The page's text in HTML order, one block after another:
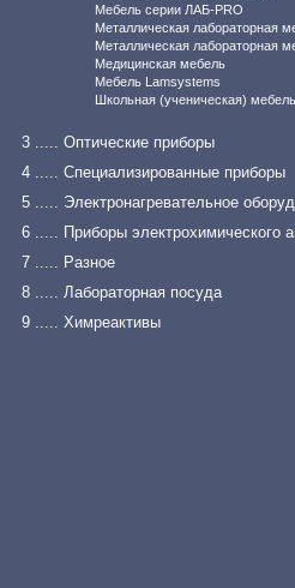
Мебель серии ЛАБ-PRO
Металлическая лабораторная
Металлическая лабораторная
Медицинская мебель
Мебель Lamsystems
Школьная (ученическая) мебель
3 ..... Оптические приборы
4 ..... Специализированные приборы
5 ..... Электронагревательное
6 ..... Приборы электрохимического
7 ..... Разное
8 ..... Лабораторная посуда
9 ..... Химреактивы